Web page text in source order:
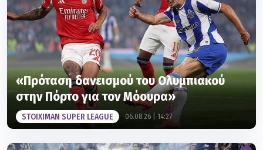
«Πρόταση δανεισμού του Ολυμπιακού
στην Πόρτο για τον Μόουρα»
STOIXIMAN SUPER LEAGUE 06.08.26 | 14:27